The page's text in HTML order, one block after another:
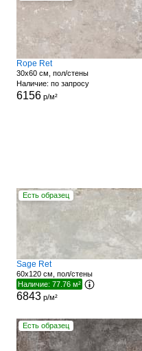
Rope Ret
30x60 см, пол/стены
Наличие: по запросу
6156р/м²
Есть образец
Sage Ret
60x120 см, пол/стены
Наличие: 77.76 м²
6843р/м²
Есть образец